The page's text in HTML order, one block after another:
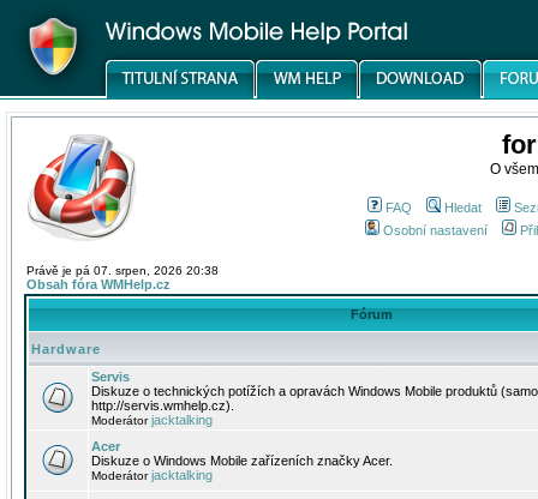
O
FAQ Hledat
Osobní nastavení
Právě je pá 07. srpen, 2026 20:38
Obsah fóra WMHelp.cz
Fórum
Hardware
Servis
Diskuze o technických potížích a opravách Windows Mobile produktů
http://servis.wmhelp.cz).
Moderátorjacktalking
Acer
Diskuze o Windows Mobile zařízeních značky Acer.
Moderátorjacktalking